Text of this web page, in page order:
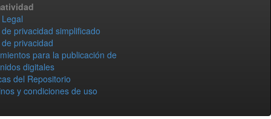
privacidad simplificado
privacidad
para la publicación de
digitales
del Repositorio
y condiciones de uso